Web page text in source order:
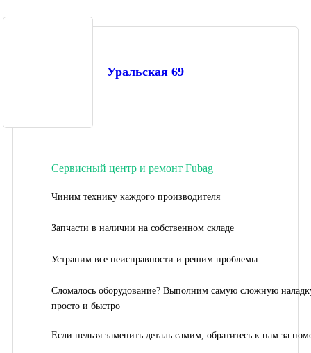
Уральская 69
Сервисный центр и ремонт Fubag
Чиним технику каждого производителя
Запчасти в наличии на собственном складе
Устраним все неисправности и решим проблемы
Сломалось оборудование? Выполним самую сложную
просто и быстро
Если нельзя заменить деталь самим, обратитесь к нам за